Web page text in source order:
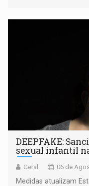
DEEPFAKE:
sexual infantil
Geral 06 de
Medidas atualizam